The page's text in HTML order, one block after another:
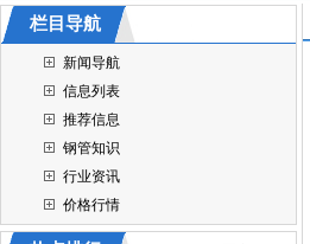
栏目导航
新闻导航
信息列表
推荐信息
钢管知识
行业资讯
价格行情